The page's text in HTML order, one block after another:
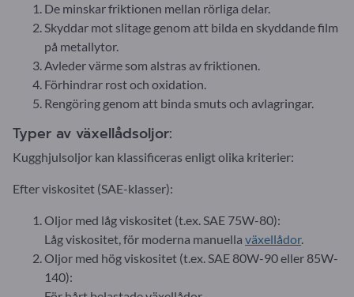
De minskar friktionen mellan rörliga delar.
Skyddar mot slitage genom att bilda en skyddande film
på metallytor.
Avleder värme som alstras av friktionen.
Förhindrar rost och oxidation.
Rengöring genom att binda smuts och avlagringar.
Typer av växellådsoljor:
Kugghjulsoljor kan klassificeras enligt olika kriterier:
Efter viskositet (SAE-klasser):
Oljor med låg viskositet (t.ex. SAE 75W-80):
Låg viskositet, för moderna manuella växellådor.
Oljor med hög viskositet (t.ex. SAE 80W-90 eller 85W-
140):